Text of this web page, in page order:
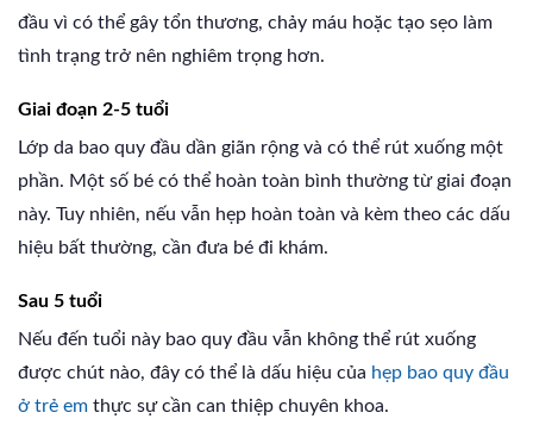
đầu vì có thể gây tổn thương, chảy máu hoặc tạo sẹo làm
tình trạng trở nên nghiêm trọng hơn.
Giai đoạn 2-5 tuổi
Lớp da bao quy đầu dần giãn rộng và có thể rút xuống một
phần. Một số bé có thể hoàn toàn bình thường từ giai đoạn
này. Tuy nhiên, nếu vẫn hẹp hoàn toàn và kèm theo các dấu
hiệu bất thường, cần đưa bé đi khám.
Sau 5 tuổi
Nếu đến tuổi này bao quy đầu vẫn không thể rút xuống
được chút nào, đây có thể là dấu hiệu của hẹp bao quy đầu
ở trẻ em thực sự cần can thiệp chuyên khoa.